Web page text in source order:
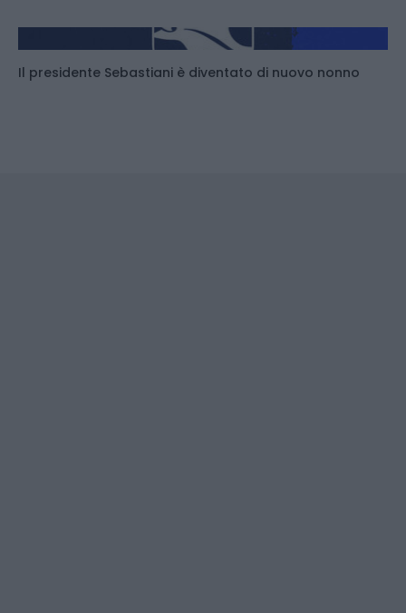
Il presidente Sebastiani è diventato di nuovo nonno